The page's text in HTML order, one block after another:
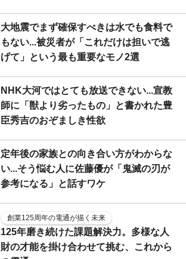
大地震でまず確保すべきは水でも食料で
もない...被災者が「これだけは担いで逃
げて」という最も重要なモノ2選
NHK大河ではとても放送できない...宣教
師に「獣より劣ったもの」と書かれた豊
臣秀吉のおぞましき性欲
定年後の家族との向き合い方がわからな
い...そう悩む人に佐藤優が「鬼滅の刃が
参考になる」と話すワケ
創業125周年の電通が描く未来
125年磨き続けた課題解決力。多様な人
財の才能を掛け合わせて挑む、これから